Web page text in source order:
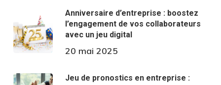
Anniversaire d’entreprise : boostez
l’engagement de vos collaborateurs
avec un jeu digital
20 mai 2025
Jeu de pronostics en entreprise :